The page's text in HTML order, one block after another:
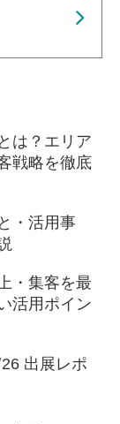
は？エリア
戦略を徹底
・活用事
・集客を最
活用ポイン
出展レポ